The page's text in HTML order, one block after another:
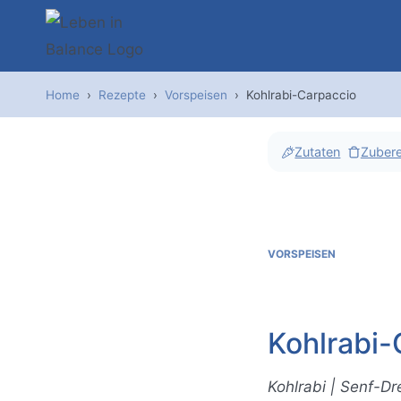
Home › Rezepte › Vorspeisen › Kohlrabi-Carpaccio
Zutaten
VORSPEISEN
Kohlrabi | Senf-